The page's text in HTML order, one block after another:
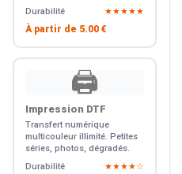
Durabilité
★★★★★
À partir de 5.00 €
🖨️
Impression DTF
Transfert numérique
multicouleur illimité. Petites
séries, photos, dégradés.
Durabilité
★★★★☆